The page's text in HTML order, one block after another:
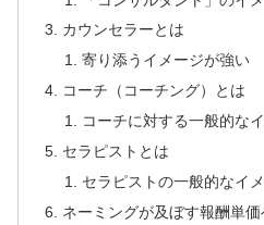
カウンセラーとは
寄り添うイメージが強い
コーチ（コーチング）とは
コーチに対する一般的な
セラピストとは
セラピストの一般的なイ
ネーミングが及ぼす報酬単